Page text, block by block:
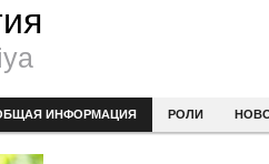
ИНФОРМАЦИЯ РОЛИ